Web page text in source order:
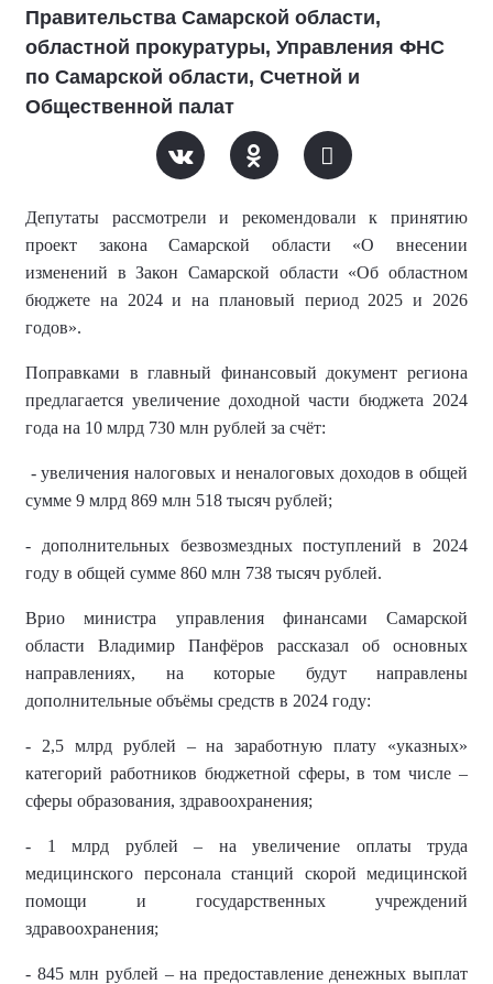
Правительства Самарской области,
областной прокуратуры, Управления ФНС
по Самарской области, Счетной и
Общественной палат
Депутаты рассмотрели и рекомендовали к принятию
проект закона Самарской области «О внесении
изменений в Закон Самарской области «Об областном
бюджете на 2024 и на плановый период 2025 и 2026
годов».
Поправками в главный финансовый документ региона
предлагается увеличение доходной части бюджета 2024
года на 10 млрд 730 млн рублей за счёт:
- увеличения налоговых и неналоговых доходов в общей
сумме 9 млрд 869 млн 518 тысяч рублей;
- дополнительных безвозмездных поступлений в 2024
году в общей сумме 860 млн 738 тысяч рублей.
Врио министра управления финансами Самарской
области Владимир Панфёров рассказал об основных
направлениях, на которые будут направлены
дополнительные объёмы средств в 2024 году:
- 2,5 млрд рублей – на заработную плату «указных»
категорий работников бюджетной сферы, в том числе –
сферы образования, здравоохранения;
- 1 млрд рублей – на увеличение оплаты труда
медицинского персонала станций скорой медицинской
помощи и государственных учреждений
здравоохранения;
- 845 млн рублей – на предоставление денежных выплат